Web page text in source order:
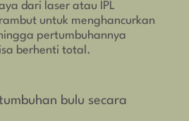
dari laser atau IPL
untuk menghancurkan
pertumbuhannya
berhenti total.
bulu secara